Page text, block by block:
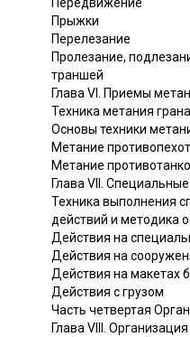
Прыжки
Перелезание
Пролезание,
траншей
Глава VI. Приемы
Техника метания
Основы техники
Метание
Метание
Глава VII.
Техника выполнения
действий и методика
Действия на
Действия на
Действия на макетах
Действия с грузом
Часть четвертая
Глава VIII.